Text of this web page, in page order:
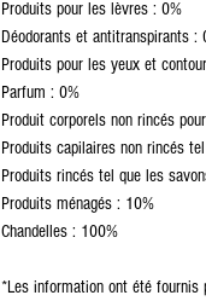
Produits pour les lèvres : 0%
Déodorants et antitranspirants :
Produits pour les yeux et
Parfum : 0%
Produit corporels non rincés
Produits capilaires non rincés
Produits rincés tel que les
Produits ménagés : 10%
Chandelles : 100%
*Les information ont été fournis